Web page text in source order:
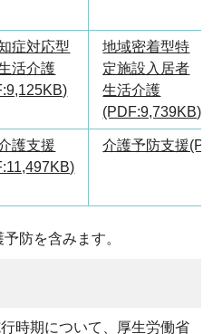
症対応型
活介護
地域密着型特
定施設入居者
生活介護
(PDF:9,739KB)
護支援
介護予防支援
防を含みます。
時期について、厚生労働省